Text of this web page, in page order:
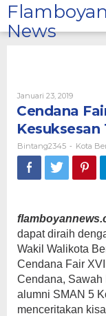
Lewati
ke
konten
Flamboyan
News
Januari 23, 2019Oleh
Cendana
Kesuksesan
Bintang2345 - Kota
dapat diraih
Wakil Walikota
Cendana Fair
Cendana, Sawah
alumni SMAN 5
menceritakan